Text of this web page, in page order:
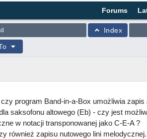
Forums
Index
program Band-in-a-Box umożliwia
saksofonu altowego (Eb) - czy jest
w notacji transponowanej jako C-E-A ?
również zapisu nutowego lini melodycznej.